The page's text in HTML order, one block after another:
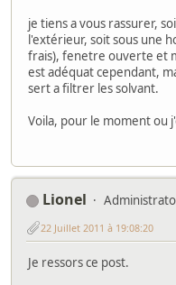
je tiens a vous rassurer,
l'extérieur, soit sous une
frais), fenetre ouverte et
est adéquat cependant,
sert a filtrer les solvant.
Voila, pour le moment ou
Lionel
22 Juillet 2011 à 19:08:20
Je ressors ce post.